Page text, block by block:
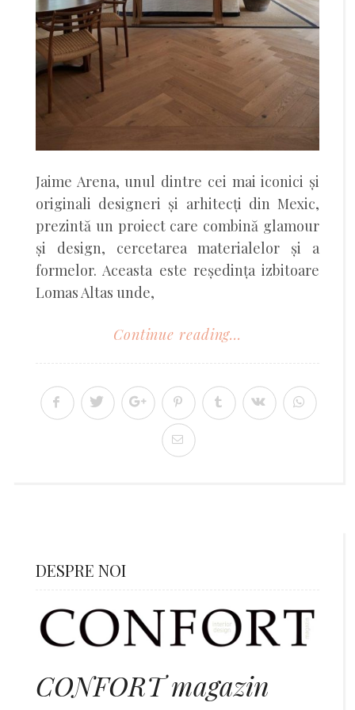
Jaime Arena, unul dintre cei mai iconici și
originali designeri și arhitecți din Mexic,
prezintă un proiect care combină glamour
și design, cercetarea materialelor și a
formelor. Aceasta este reședința izbitoare
Lomas Altas unde,
Continue reading...
DESPRE NOI
CONFORT magazin